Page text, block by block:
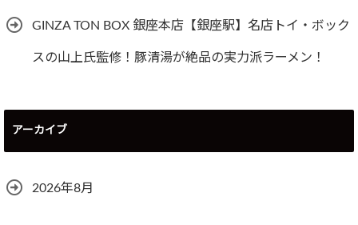
GINZA TON BOX 銀座本店【銀座駅】名店トイ・ボック
スの山上氏監修！豚清湯が絶品の実力派ラーメン！
アーカイブ
2026年8月